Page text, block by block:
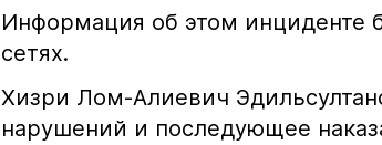
Информация об этом инциденте
сетях.
Хизри Лом-Алиевич
нарушений и последующее